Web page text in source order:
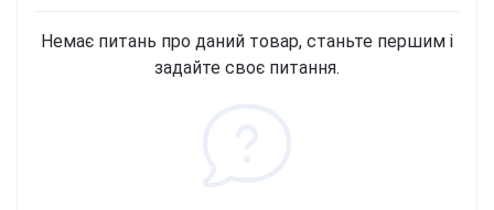
Немає питань про даний товар, станьте першим і
задайте своє питання.